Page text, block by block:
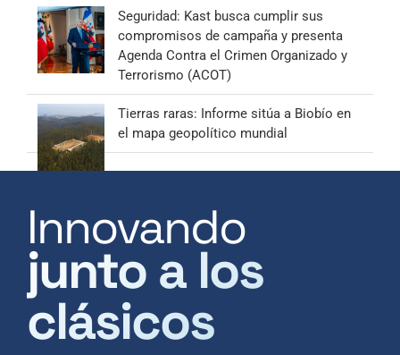
Seguridad: Kast busca cumplir sus
compromisos de campaña y presenta
Agenda Contra el Crimen Organizado y
Terrorismo (ACOT)
Tierras raras: Informe sitúa a Biobío en
el mapa geopolítico mundial
Innovando
junto a los
clásicos